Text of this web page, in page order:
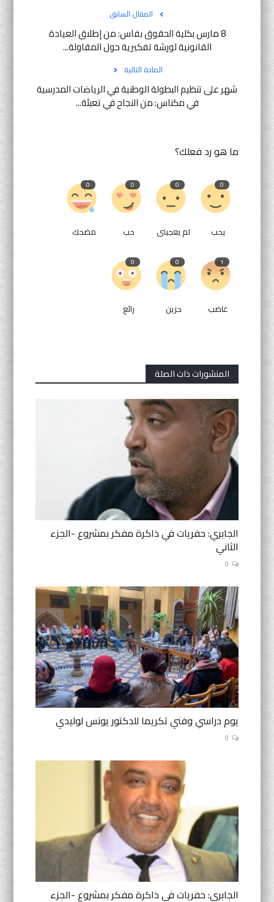
المقال السابق
8 مارس بكلية الحقوق بفاس: من إطلاق العيادة
القانونية لورشة تفكيرية حول المقاولة...
المادة التالية
شهر على تنظيم البطولة الوطنية في الرياضات المدرسية
في مكناس: من النجاح في تعبئة...
ما هو رد فعلك؟
0
يحب
0
لم يعجبنى
0
حب
0
مضحك
1
غاضب
0
حزين
0
رائع
المنشورات ذات الصلة
الجابري: حفريات في ذاكرة مفكر بمشروع -الجزء
الثاني
0
يوم دراسي وفني تكريما للدكتور يونس لوليدي
0
الجابري: حفريات في ذاكرة مفكر بمشروع -الجزء